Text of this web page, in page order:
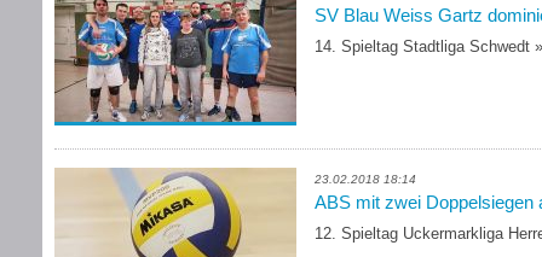
SV Blau Weiss Gartz
14. Spieltag Stadtliga Schwedt »
23.02.2018 18:14
ABS mit zwei Doppelsiegen
12. Spieltag Uckermarkliga